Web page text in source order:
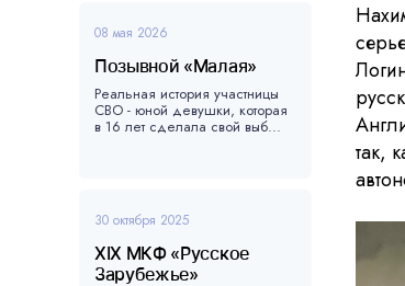
08 мая 2026
Позывной «Малая»
Реальная история участницы
СВО - юной девушки, которая
в 16 лет сделала свой выб...
30 октября 2025
XIX МКФ «Русское
Зарубежье»
так,